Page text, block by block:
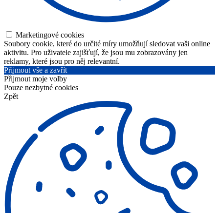
Marketingové cookies
Soubory cookie, které do určité míry umožňují sledovat vaši online
aktivitu. Pro uživatele zajišťují, že jsou mu zobrazovány jen
reklamy, které jsou pro něj relevantní.
Přijmout vše a zavřít
Přijmout moje volby
Pouze nezbytné cookies
Zpět